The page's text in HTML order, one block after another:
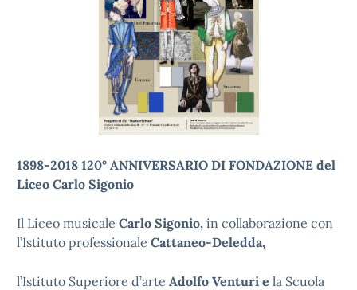
1898-2018 120° ANNIVERSARIO DI FONDAZIONE del
Liceo Carlo Sigonio
Il Liceo musicale Carlo Sigonio, in collaborazione con
l’Istituto professionale Cattaneo-Deledda,
l’Istituto Superiore d’arte Adolfo Venturi e la Scuola